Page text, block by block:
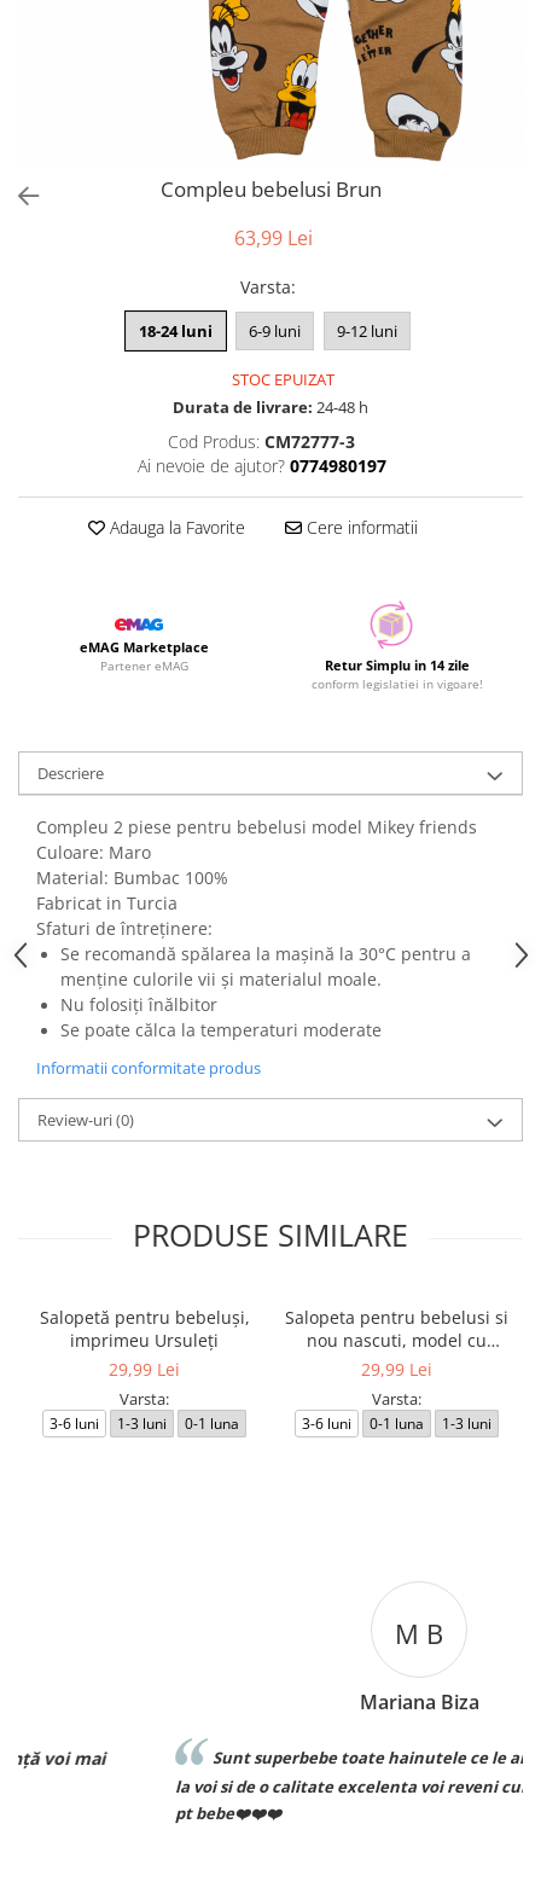
Compleu bebelusi Brun
63,99 Lei
Varsta:
18-24 luni 6-9 luni 9-12 luni
STOC EPUIZAT
Durata de livrare: 24-48 h
Cod Produs: CM72777-3
Ai nevoie de ajutor? 0774980197
Adauga la Favorite Cere informatii
eMAG Marketplace
Partener eMAG Retur Simplu in 14 zile
conform legislatiei in vigoare!
Descriere
Compleu 2 piese pentru bebelusi model Mikey friends
Culoare: Maro
Material: Bumbac 100%
Fabricat in Turcia
Sfaturi de întreținere:
Se recomandă spălarea la mașină la 30°C pentru a
menține culorile vii și materialul moale.
Nu folosiți înălbitor
Se poate călca la temperaturi moderate
Informatii conformitate produs
Review-uri(0)
PRODUSE SIMILARE
Salopetă pentru bebeluși,
imprimeu Ursuleți
29,99 Lei
Varsta:
3-6 luni 1-3 luni 0-1 luna
Salopeta pentru bebelusi si
nou nascuti, model cu
Ursuleti
29,99 Lei
Varsta:
3-6 luni 0-1 luna 1-3 luni
Sunt superbebe toate hainutele ce le am achizitionat de
la voi si de o calitate excelenta voi reveni curand pt comenzi